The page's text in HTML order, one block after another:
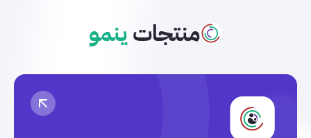
منتجاتينمو